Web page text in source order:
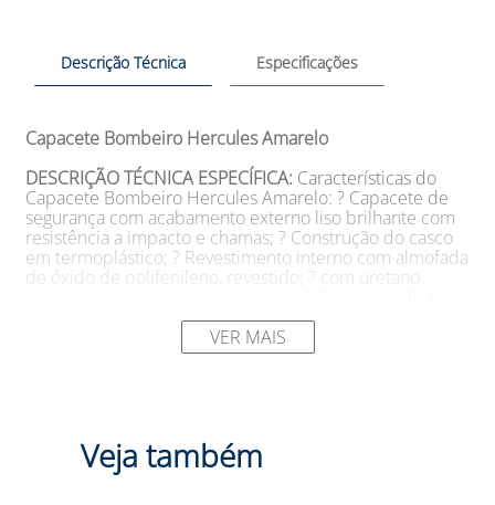
Descrição Técnica Especificações
Capacete Bombeiro Hercules Amarelo
DESCRIÇÃO TÉCNICA ESPECÍFICA: Características do
Capacete Bombeiro Hercules Amarelo: ? Capacete de
segurança com acabamento externo liso brilhante com
resistência a impacto e chamas; ? Construção do casco
em termoplástico; ? Revestimento interno com almofada
de óxido de polifenileno, revestido; ? com uretano
através de seis cadarços flexíveis de apoio; ? Carneira
tipo catraca de ajuste na parte traseira para moldar
qualquer tamanho; ? Quebra-telha em relevo com
? Aba em toda sua lateral e frontal, tornando-se maior na
parte traseira evitando que produtos e água possam cair
dentro da vestimenta; ? Protetor de borracha em toda a
VER MAIS
Veja também